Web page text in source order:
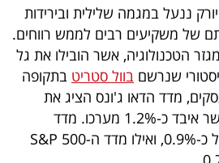
ננעל במגמה שלילית ובירידות
של משקיעים רבים לממש רווחים.
מגזר הטכנולוגיה, אשר הובילו את גל
שנרשם בוול סטריט בתקופה
מדד הדאו ג'ונס הציג את
מערכו. מדד
רשם ירידה של כ-0.9%, ואילו מדד ה-S&P 500